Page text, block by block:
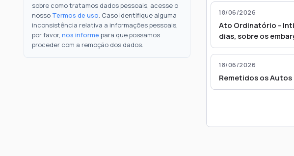
sobre como tratamos dados pessoais, acesse o
nosso Termos de uso. Caso identifique alguma
inconsistência relativa a informações pessoais,
por favor, nos informe para que possamos
proceder com a remoção dos dados.
18/06/2026
Ato Ordinatório -
dias, sobre os
embargada, nos
18/06/2026
Remetidos os